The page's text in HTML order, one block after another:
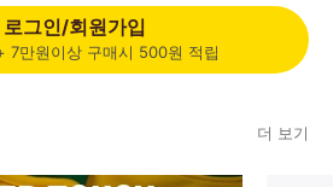
그인/회원가입
7만원이상 구매시 500원 적립
더 보기